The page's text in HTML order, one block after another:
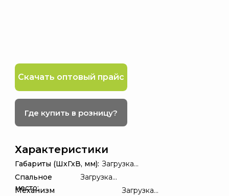
Где купить в розницу?
Скачать оптовый прайс
Габариты (ШхГхВ, мм): Загрузка...
Загрузка...
Спальное
место:
Загрузка...
Механизм
Характеристики